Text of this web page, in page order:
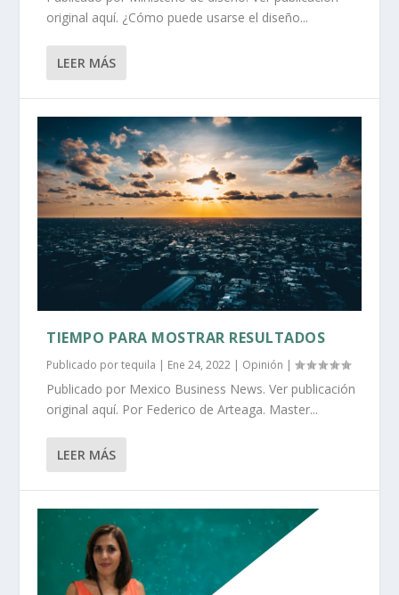
original aquí. ¿Cómo puede usarse el diseño...
LEER MÁS
TIEMPO PARA MOSTRAR RESULTADOS
Publicado portequila | Ene 24, 2022 | Opinión |
Publicado por Mexico Business News. Ver publicación
original aquí. Por Federico de Arteaga. Master...
LEER MÁS